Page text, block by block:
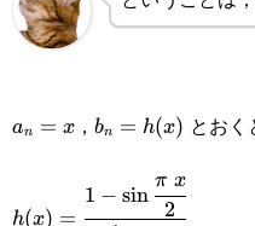
an = x， b_n=h(x)
bn = h(x) とおく
h(x)=\cfrac{1-
h(x) =
1 − sin
2
π x